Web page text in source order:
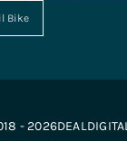
Bike
-